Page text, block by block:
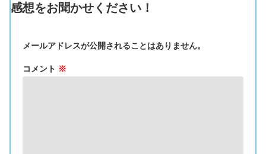
感想をお聞かせください！
メールアドレスが公開されることはありません。
コメント ※